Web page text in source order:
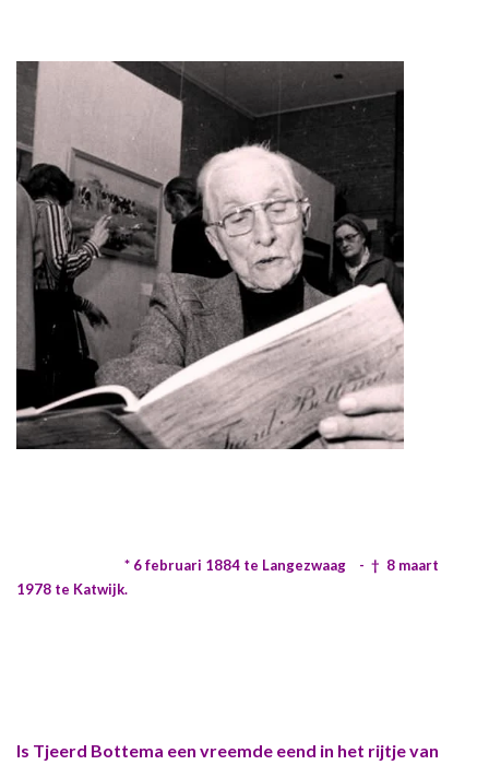
* 6 februari 1884 te Langezwaag - † 8 maart
1978 te Katwijk.
Is Tjeerd Bottema een vreemde eend in het rijtje van